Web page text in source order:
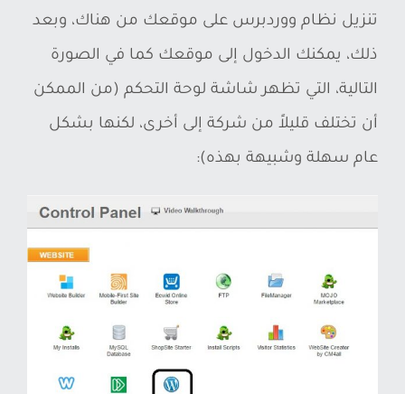
تنزيل نظام ووردبرس على موقعك من هناك، وبعد
ذلك، يمكنك الدخول إلى موقعك كما في الصورة
التالية، التي تظهر شاشة لوحة التحكم (من الممكن
أن تختلف قليلاً من شركة إلى أخرى، لكنها بشكل
عام سهلة وشبيهة بهذه):